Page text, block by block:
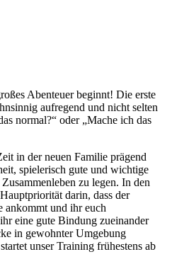
Abenteuer beginnt! Die erste
aufregend und nicht selten
normal?“ oder „Mache ich das
in der neuen Familie prägend
spielerisch gute und wichtige
zu legen. In den
darin, dass der
ankommt und ihr euch
eine gute Bindung zueinander
in gewohnter Umgebung
unser Training frühestens ab